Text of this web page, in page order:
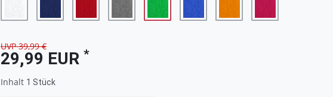
UVP 39,99 €
29,99 EUR *
Inhalt 1 Stück